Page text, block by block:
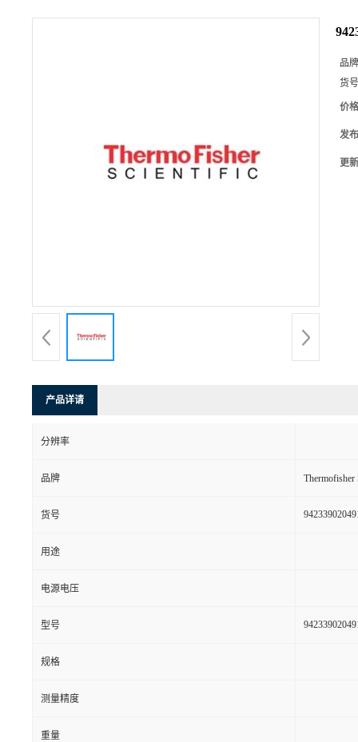
品
货
价
发
更
产品详请
分辨率
品牌
货号
用途
电源电压
型号
规格
测量精度
重量